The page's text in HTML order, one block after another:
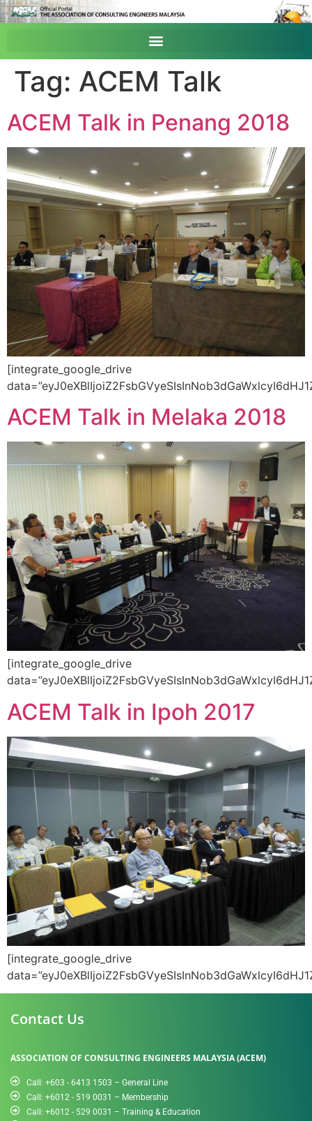
Tag: ACEM Talk
ACEM Talk in Penang 2018
[integrate_google_drive data=”eyJ0eXBlIjoiZ2FsbGVyeSIsInNob3dGaWxlcyI6dHJ1ZSwic2hvd0ZvbGRlcnMiOnRydWUsIm1vZHVsZVdpZHRoIjoiMTAwJSIsIm1vZHVsZUhlaWdodCI6IiIsImVtYmVkV2lkdGgiOiIxMDAlIiwiZW1iZWRIZWlnaHQiOiI0ODBweCIsImdhbGxlcnlIZWlnaHQiOjMwMCwiZ2FsbGVyeU1hcmdpbiI6NSwiZ2FsbGVyeVZpZXciOiJyb3VuZGVkIiwic2hvd0hlYWRlciI6dHJ1ZSwic2hvd0JyZWFkY3J1bWJzIjp0cnVlLCJhbGxvd0VtYmVkUG9wb3V0Ijp0cnVlLCJlbWJlZFR5cGUiOiJyZWFkT25seSIsInNob3dSZWZyZXNoIjp0cnVlLCJvcGVuZWRQbGF5bGlzdCI6dHJ1ZSwic2hvd0Z1bGxzY3JlZW4iOnRydWUsIm5leHRQcmV2aW91cyI6dHJ1ZSwidm9sdW1lQnV0dG9uIjp0cnVlLCJ2aWV3IjoibGlzdCIsImxhenlMb2FkIjp0cnVlLCJsYXp5TG9hZE51bWJlciI6MTAwLCJvcGVuTmV3VGFiIjp0cnVlLCJzb3J0Ijp7InNvcnRCeSI6Im5hbWUiLCJzb3J0RGlyZWN0aW9uIjoiYXNjIn0sInByZXZpZXciOnRydWUsImFsbG93UHJldmlld1BvcG91dCI6dHJ1ZSwiZG93bmxvYWQiOnRydWUsImZvbGRlckRvd25sb2FkIjpmYWxzZSwiemlwRG93bmxvYWQiOmZhbHNlLCJkaXNwbGF5Rm9yIjoiZXZlcnlvbmUiLCJkaXNwbGF5VXNlcnMiOlsiZXZlcnlvbmUiXSwiZGlzcGxheUV4Y2VwdCI6W10sInNsaWRlTmFtZSI6dHJ1ZSwic2xpZGVIZWlnaHQiOiIzMDBweCIsInNsaWRlc1RvU2hvdyI6Mywic2xpZGVzVG9TY3JvbGwiOjEsInNsaWRlQXV0b3BsYXlTcGVlZCI6MzAwMCwic2xpZGVEb3RzIjp0cnVlLCJmb2xkZXJzIjpbeyJpZCI6IjFnV3RfTVc1Qkp5bnIweVNMc05rbFdvYlZiNnhoTjNoZSIsIm5hbWUiOiJEU0NOMTk1OS5KUEciLCJ0eXBlIjoiaW1hZ2UvanBlZyIsInNpemUiOiIyMTUzNzkiLCJpY29uTGluayI6Imh0dHBzOi8vZHJpdmUtdGhpcmRwYXJ0eS5nb29nbGV1c2VyY29udGVudC5jb20vMTYvdHlwZS9pbWFnZS9qcGVnIiwidGh1bWJuYWlsTGluayI6Imh0dHBzOi8vbGgzLmdvb2dsZXVzZXJjb250ZW50LmNvbS9kcml2ZS1zdG9yYWdlL0FOdGdlX0dHTjFVTWQ3WTVZbU1ieHF5QnVKemJuSHRyNFFLRU9lRF85YkhPcDU1bVZyallDR1RFRFNyUkZmMHl5alM5czI0UGtKcnRYMXBkS2JaMUtwY0hnSl9PLXNPMlZqaEFDWnVLa2lZUD1zMjIwIiwid2ViVmlld0xpbmsiOiJodHRwczovL2RyaXZlLmdvb2dsZS5jb20vZmlsZS9kLzFnV3RfTVc1Qkp5bnIweVNMc05rbFdvYlZiNnhoTjNoZS92aWV3P3VzcD1kcml2ZXNkayIsIndlYkNvbnRlbnRMaW5rIjoiaHR0cHM6Ly9kcml2ZS5nb29nbGUuY29tL3VjP2lkPTFnV3RfTVc1Qkp5bnIweVNMc05rbFdvYlZiNnhoTjNoZSZleHBvcnQ9ZG93bmxvYWQiLCJjcmVhdGVkIjoiMjAyNC0wMi0yM1QwNDowMToyNi43OTJaIiwidXBkYXRlZCI6IjIwMjQtMDItMjNUMDM6NTk6NTEuMDAwWiIsImRlc2NyaXB0aW9uIjpudWxsLCJwYXJlbnRzIjpbIjFSN3RtdVZ4N1ZOQktTb2RZcHl4OEd6aDhMRDV0bWI1dSJdLCJzaGFyZWQiOmZhbHNlLCJzaGFyZWRXaXRoTWVUaW1lIjpudWxsLCJleHRlbnNpb24iOiJKUEciLCJyZXNvdXJjZUtleSI6bnVsbCwiY29weVJlcXVpcmVzV3JpdGVyUGVybWlzc2lvbiI6ZmFsc2UsInN0YXJyZWQiOm51bGwsImV4cG9ydExpbmtzIjpudWxsLCJhY2NvdW50SWQiOiIxMjkwMTUzODU5ODYyODk1NzY5NCIsInBlcm1pc3Npb25zIjp7ImNhblByZXZpZXciOnRydWUsImNhbkRvd25sb2FkIjp0cnVlLCJjYW5FZGl0IjpmYWxzZSwiY2FuRGVsZXRlIjp0cnVlLCJjYW5UcmFzaCI6dHJ1ZSwiY2FuTW92ZSI6dHJ1ZSwiY2FuUmVuYW1lIjp0cnVlLCJjYW5TaGFyZSI6dHJ1ZSwiY29weVJlcXVpcmVzV3JpdGVyUGVybWlzc2lvbiI6ZmFsc2UsImNhbkNoYW5nZUNvcHlSZXF1aXJlc1dyaXRlclBlcm1pc3Npb24iOm51bGwsInVzZXJzIjp7IjEyOTAxNTM4NTk4NjI4OTU3Njk0Ijp7InR5cGUiOiJ1c2VyIiwicm9sZSI6Im93bmVyIiwiZG9tYWluIjpudWxsfX19LCJleHBvcnRBcyI6W10sIm1ldGFEYXRhIjp7IndpZHRoIjozMDAwLCJoZWlnaHQiOjQwMDB9LCJpc0ZvbGRlciI6ZmFsc2V9LHsiaWQiOiIxeXlIV1R4UTl4bkRaWWZFRVpzT0sxM0JrcVZvS0hQOWYiLCJuYW1lIjoiRFNDTjE5MzMuSlBHIiwidHlwZSI6ImltYWdlL2pwZWciLCJzaXplIjoiMjM5OTE2IiwiaWNvbkxpbmsiOiJodHRwczovL2RyaXZlLXRoaXJkcGFydHkuZ29vZ2xldXNlcmNvbnRlbnQuY29tLzE2L3R5cGUvaW1hZ2UvanBlZyIsInRodW1ibmFpbExpbmsiOiJodHRwczovL2xoMy5nb29nbGV1c2VyY29udGVudC5jb20vZHJpdmUtc3RvcmFnZS9BTnRnZV9HOUVzWC1mcXF3eVJqLUdKQXpmZ0VqT2J2OU5SZDNoV3RkVHlydEMyOGlqN19jcmlOdUo5aTVJM1B6aGJ2SzEzVk5FY0Q2WmhRWkV6R0NoUjhYYTVIaWE2c0ZUUDUzamE1TmxFRFA9czIyMCIsIndlYlZpZXdMaW5rIjoiaHR0cHM6Ly9kcml2ZS5nb29nbGUuY29tL2ZpbGUvZC8xeXlIV1R4UTl4bkRaWWZFRVpzT0sxM0JrcVZvS0hQOWYvdmlldz91c3A9ZHJpdmVzZGsiLCJ3ZWJDb250ZW50TGluayI6Imh0dHBzOi8vZHJpdmUuZ29vZ2xlLmNvbS91Yz9pZD0xeXlIV1R4UTl4bkRaWWZFRVpzT0sxM0JrcVZvS0hQOWYmZXhwb3J0PWRvd25sb2FkIiwiY3JlYXRlZCI6IjIwMjQtMDItMjNUMDQ6MDE6MTcuOTkyWiIsInVwZGF0ZWQiOiIyMDI0LTAyLTIzVDAzOjU5OjUwLjAwMFoiLCJkZXNjcmlwdGlvbiI6bnVsbCwicGFyZW50cyI6WyIxUjd0bXVWeDdWTkJLU29kWXB5eDhHemg4TEQ1dG1iNXUiXSwic2hhcmVkIjpmYWxzZSwic2hhcmVkV2l0aE1lVGltZSI6bnVsbCwiZXh0ZW5zaW9uIjoiSlBHIiwicmVzb3VyY2VLZXkiOm51bGwsImNvcHlSZXF1aXJlc1dyaXRlclBlcm1pc3Npb24iOmZhbHNlLCJzdGFycmVkIjpudWxsLCJleHBvcnRMaW5rcyI6bnVsbCwiYWNjb3VudElkIjoiMTI5MDE1Mzg1OTg2Mjg5NTc2OTQiLCJwZXJtaXNzaW9ucyI6eyJjYW5QcmV2aWV3Ijp0cnVlLCJjYW5Eb3dubG9hZCI6dHJ1ZSwiY2FuRWRpdCI6ZmFsc2UsImNhbkRlbGV0ZSI6dHJ1ZSwiY2FuVHJhc2giOnRydWUsImNhbk1vdmUiOnRydWUsImNhblJlbmFtZSI6dHJ1ZSwiY2FuU2hhcmUiOnRydWUsImNvcHlSZXF1aXJlc1dyaXRlclBlcm1pc3Npb24iOmZhbHNlLCJjYW5DaGFuZ2VDb3B5UmVxdWlyZXNXcml0ZXJQZXJtaXNzaW9uIjpudWxsLCJ1c2VycyI6eyIxMjkwMTUzODU5ODYyODk1NzY5NCI6eyJ0eXBlIjoidXNlciIsInJvbGUiOiJvd25lciIsImRvbWFpbiI6bnVsbH19fSwiZXhwb3J0QXMiOltdLCJtZXRhRGF0YSI6eyJ3aWR0aCI6NDAwMCwiaGVpZ2h0IjozMDAwfSwiaXNGb2xkZXIiOmZhbHNlfSx7ImlkIjoiMV9ab1ZpVUwwOVJwVnF5aUQxSDlvRTAtaHhUT2NuT21RIiwibmFtZSI6IkRTQ04xOTM4LkpQRyIsInR5cGUiOiJpbWFnZS9qcGVnIiwic2l6ZSI6IjI1NjQ1NSIsImljb25MaW5rIjoiaHR0cHM6Ly9kcml2ZS10aGlyZHBhcnR5Lmdvb2dsZXVzZXJjb250ZW50LmNvbS8xNi90eXBlL2ltYWdlL2pwZWciLCJ0aHVtYm5haWxMaW5rIjoiaHR0cHM6Ly9saDMuZ29vZ2xldXNlcmNvbnRlbnQuY29tL2RyaXZlLXN0b3JhZ2UvQU50Z2VfRmNJSUhtMmlFamxwSEF1WnNRaTY2amhWVGQ5cmJ6YzBpVGI1ZVFZU1hJX19RX1JEX0IyUk5VZlZUb3NrOVMwbzQyV0J3OUU2bndIU1Y3RGJwazM1NkJXTGF5SXJfazdMbWN0S3lGPXMyMjAiLCJ3ZWJWaWV3TGluayI6Imh0dHBzOi8vZHJpdmUuZ29vZ2xlLmNvbS9maWxlL2QvMV9ab1ZpVUwwOVJwVnF5aUQxSDlvRTAtaHhUT2NuT21RL3ZpZXc/dXNwPWRyaXZlc2RrIiwid2ViQ29udGVudExpbmsiOiJodHRwczovL2RyaXZlLmdvb2dsZS5jb20vdWM/aWQ9MV9ab1ZpVUwwOVJwVnF5aUQxSDlvRTAtaHhUT2NuT21RJmV4cG9ydD1kb3dubG9hZCIsImNyZWF0ZWQiOiIyMDI0LTAyLTIzVDA0OjAxOjE3Ljk5MloiLCJ1cGRhdGVkIjoiMjAyNC0wMi0yM1QwMzo1OTo1MC4wMDBaIiwiZGVzY3JpcHRpb24iOm51bGwsInBhcmVudHMiOlsiMVI3dG11Vng3Vk5CS1NvZFlweXg4R3poOExENXRtYjV1Il0sInNoYXJlZCI6ZmFsc2UsInNoYXJlZFdpdGhNZVRpbWUiOm51bGwsImV4dGVuc2lvbiI6IkpQRyIsInJlc291cmNlS2V5IjpudWxsLCJjb3B5UmVxdWlyZXNXcml0ZXJQZXJtaXNzaW9uIjpmYWxzZSwic3RhcnJlZCI6bnVsbCwiZXhwb3J0TGlua3MiOm51bGwsImFjY291bnRJZCI6IjEyOTAxNTM4NTk4NjI4OTU3Njk0IiwicGVybWlzc2lvbnMiOnsiY2FuUHJldmlldyI6dHJ1ZSwiY2FuRG93bmxvYWQiOnRydWUsImNhbkVkaXQiOmZhbHNlLCJjYW5EZWxldGUiOnRydWUsImNhblRyYXNoIjp0cnVlLCJjYW5Nb3ZlIjp0cnVlLCJjYW5SZW5hbWUiOnRydWUsImNhblNoYXJlIjp0cnVlLCJjb3B5UmVxdWlyZXNXcml0ZXJQZXJtaXNzaW9uIjpmYWxzZSwiY2FuQ2hhbmdlQ29weVJlcXVpcmVzV3JpdGVyUGVybWlzc2lvbiI6bnVsbCwidXNlcnMiOnsiMTI5MDE1Mzg1OTg2Mjg5NTc2OTQiOnsidHlwZSI6InVzZXIiLCJyb2xlIjoib3duZXIiLCJkb21haW4iOm51bGx9fX0sImV4cG9ydEFzIjpbXSwibWV0YURhdGEiOnsid2lkdGgiOjQwMDAsImhlaWdodCI6MzAwMH0sImlzRm9sZGVyIjpmYWxzZX0seyJpZCI6IjFrVHNIWEF1cGRPRE54MUlzVGlFay1aZGNsTXNRQnhyNSIsIm5hbWUiOiJEU0NOMTk0My5KUEciLCJ0eXBlIjoiaW1hZ2UvanBlZyIsInNpemUiOiIyMTc4NjgiLCJpY29uTGluayI6Imh0dHBzOi8vZHJpdmUtdGhpcmRwYXJ0eS5nb29nbGV1c2VyY29udGVudC5jb20vMTYvdHlwZS9pbWFnZS9qcGVnIiwidGh1bWJuYWlsTGluayI6Imh0dHBzOi8vbGgzLmdvb2dsZXVzZXJjb250ZW50LmNvbS9kcml2ZS1zdG9yYWdlL0FOdGdlX0VnNVJIcnVpbHZGc3U3blJkLW02bkhxdURIOU1hMmJKdFIwWXlPSG9BSUVLMW9XN3ZpcExXOF94bVRmSXJfc3dLWVJ4MHdTOVBIVDBRQk1qcFBQSTdrT1UxbGpsdVB6U250dmY3bT1zMjIwIiwid2ViVmlld0xpbmsiOiJodHRwczovL2RyaXZlLmdvb2dsZS5jb20vZmlsZS9kLzFrVHNIWEF1cGRPRE54MUlzVGlFay1aZGNsTXNRQnhyNS92aWV3P3VzcD1kcml2ZXNkayIsIndlYkNvbnRlbnRMaW5rIjoiaHR0cHM6Ly9kcml2ZS5nb29nbGUuY29tL3VjP2lkPTFrVHNIWEF1cGRPRE54MUlzVGlFay1aZGNsTXNRQnhyNSZleHBvcnQ9ZG93bmxvYWQiLCJjcmVhdGVkIjoiMjAyNC0wMi0yM1QwNDowMToxNy45OTJaIiwidXBkYXRlZCI6IjIwMjQtMDItMjNUMDM6NTk6NTEuMDAwWiIsImRlc2NyaXB0aW9uIjpudWxsLCJwYXJlbnRzIjpbIjFSN3RtdVZ4N1ZOQktTb2RZcHl4OEd6aDhMRDV0bWI1dSJdLCJzaGFyZWQiOmZhbHNlLCJzaGFyZWRXaXRoTWVUaW1lIjpudWxsLCJleHRlbnNpb24iOiJKUEciLCJyZXNvdXJjZUtleSI6bnVsbCwiY29weVJlcXVpcmVzV3JpdGVyUGVybWlzc2lvbiI6ZmFsc2UsInN0YXJyZWQiOm51bGwsImV4cG9ydExpbmtzIjpudWxsLCJhY2NvdW50SWQiOiIxMjkwMTUzODU5ODYyODk1NzY5NCIsInBlcm1pc3Npb25zIjp7ImNhblByZXZpZXciOnRydWUsImNhbkRvd25sb2FkIjp0cnVlLCJjYW5FZGl0IjpmYWxzZSwiY2FuRGVsZXRlIjp0cnVlLCJjYW5UcmFzaCI6dHJ1ZSwiY2FuTW92ZSI6dHJ1ZSwiY2FuUmVuYW1lIjp0cnVlLCJjYW5TaGFyZSI6dHJ1ZSwiY29weVJlcXVpcmVzV3JpdGVyUGVybWlzc2lvbiI6ZmFsc2UsImNhbkNoYW5nZUNvcHlSZXF1aXJlc1dyaXRlclBlcm1pc3Npb24iOm51bGwsInVzZXJzIjp7IjEyOTAxNTM4NTk4NjI4OTU3Njk0Ijp7InR5cGUiOiJ1c2VyIiwicm9sZSI6Im93bmVyIiwiZG9tYWluIjpudWxsfX19LCJleHBvcnRBcyI6W10sIm1ldGFEYXRhIjp7IndpZHRoIjozMDAwLCJoZWlnaHQiOjQwMDB9LCJpc0ZvbGRlciI6ZmFsc2V9LHsiaWQiOiIxdXZ3T3d5aE9BUlZRdDg1OE1xMWtKcXZlWWE3SXY4Tm4iLCJuYW1lIjoiRFNDTjE5NDQuSlBHIiwidHlwZSI6ImltYWdlL2pwZWciLCJzaXplIjoiMjQ1OTE1IiwiaWNvbkxpbmsiOiJodHRwczovL2RyaXZlLXRoaXJkcGFydHkuZ29vZ2xldXNlcmNvbnRlbnQuY29tLzE2L3R5cGUvaW1hZ2UvanBlZyIsInRodW1ibmFpbExpbmsiOiJodHRwczovL2xoMy5nb29nbGV1c2VyY29udGVudC5jb20vZHJpdmUtc3RvcmFnZS9BTnRnZV9GUzB0d0FkZmYtY3VKS1ZIejdpWTJqODNxOGRZMkNEOERzSjVZejMybW8zcTZCOTYzWDY1LWh2cTQ1ZGdyX1ZmOWRKQUE5VUp3eF9Eb19ONTdadDNKMW9DTzVyeTVucW5oUFpoLUQ9czIyMCIsIndlYlZpZXdMaW5rIjoiaHR0cHM6Ly9kcml2ZS5nb29nbGUuY29tL2ZpbGUvZC8xdXZ3T3d5aE9BUlZRdDg1OE1xMWtKcXZlWWE3SXY4Tm4vdmlldz91c3A9ZHJpdmVzZGsiLCJ3ZWJDb250ZW50TGluayI6Imh0dHBzOi8vZHJpdmUuZ29vZ2xlLmNvbS91Yz9pZD0xdXZ3T3d5aE9BUlZRdDg1OE1xMWtKcXZlWWE3SXY4Tm4mZXhwb3J0PWRvd25sb2FkIiwiY3JlYXRlZCI6IjIwMjQtMDItMjNUMDQ6MDE6MTcuOTkyWiIsInVwZGF0ZWQiOiIyMDI0LTAyLTIzVDAzOjU5OjUxLjAwMFoiLCJkZXNjcmlwdGlvbiI6bnVsbCwicGFyZW50cyI6WyIxUjd0bXVWeDdWTkJLU29kWXB5eDhHemg4TEQ1dG1iNXUiXSwic2hhcmVkIjpmYWxzZSwic2hhcmVkV2l0aE1lVGltZSI6bnVsbCwiZXh0ZW5zaW9uIjoiSlBHIiwicmVzb3VyY2VLZXkiOm51bGwsImNvcHlSZXF1aXJlc1dyaXRlclBlcm1pc3Npb24iOmZhbHNlLCJzdGFycmVkIjpudWxsLCJleHBvcnRMaW5rcyI6bnVsbCwiYWNjb3VudElkIjoiMTI5MDE1Mzg1OTg2Mjg5NTc2OTQiLCJwZXJtaXNzaW9ucyI6eyJjYW5QcmV2aWV3Ijp0cnVlLCJjYW5Eb3dubG9hZCI6dHJ1ZSwiY2FuRWRpdCI6ZmFsc2UsImNhbkRlbGV0ZSI6dHJ1ZSwiY2FuVHJhc2giOnRydWUsImNhbk1vdmUiOnRydWUsImNhblJlbmFtZSI6dHJ1ZSwiY2FuU2hhcmUiOnRydWUsImNvcHlSZXF1aXJlc1dyaXRlclBlcm1pc3Npb24iOmZhbHNlLCJjYW5DaGFuZ2VDb3B5UmVxdWlyZXNXcml0ZXJQZXJtaXNzaW9uIjpudWxsLCJ1c2VycyI6eyIxMjkwMTUzODU5ODYyODk1NzY5NCI6eyJ0eXBlIjoidXNlciIsInJvbGUiOiJvd25lciIsImRvbWFpbiI6bnVsbH19fSwiZXhwb3J0QXMiOltdLCJtZXRhRGF0YSI6eyJ3aWR0aCI6NDAwMCwiaGVpZ2h0IjozMDAwfSwiaXNGb2xkZXIiOmZhbHNlfSx7ImlkIjoiMWxwOHA0emZ6REVKZ0Y5X1BtNHE2ejRBWHR3b0NJdDdzIiwibmFtZSI6IkRTQ04xOTQ1LkpQRyIsInR5cGUiOiJpbWFnZS9qcGVnIiwic2l6ZSI6IjI5Mjk4MyIsImljb25MaW5rIjoiaHR0cHM6Ly9kcml2ZS10aGlyZHBhcnR5Lmdvb2dsZXVzZXJjb250ZW50LmNvbS8xNi90eXBlL2ltYWdlL2pwZWciLCJ0aHVtYm5haWxMaW5rIjoiaHR0cHM6Ly9saDMuZ29vZ2xldXNlcmNvbnRlbnQuY29tL2RyaXZlLXN0b3JhZ2UvQU50Z2VfRXpFRVJMSk90RFRNUVJzNzNKd2tVZzdYczJfOHlsaTFYeDJYYTFEOGJDcEpscTRIT085cVUtVTQtc2ZXOUY0dDVzMFpnVHhvNEc2cHEySnBEcVk1ZmNrLXMyMWE2cDQ1QXliSGUyPX
ACEM Talk in Melaka 2018
[integrate_google_drive data=”eyJ0eXBlIjoiZ2FsbGVyeSIsInNob3dGaWxlcyI6dHJ1ZSwic2hvd0ZvbGRlcnMiOnRydWUsIm1vZHVsZVdpZHRoIjoiMTAwJSIsIm1vZHVsZUhlaWdodCI6IiIsImVtYmVkV2lkdGgiOiIxMDAlIiwiZW1iZWRIZWlnaHQiOiI0ODBweCIsImdhbGxlcnlIZWlnaHQiOjMwMCwiZ2FsbGVyeU1hcmdpbiI6NSwiZ2FsbGVyeVZpZXciOiJyb3VuZGVkIiwic2hvd0hlYWRlciI6dHJ1ZSwic2hvd0JyZWFkY3J1bWJzIjp0cnVlLCJhbGxvd0VtYmVkUG9wb3V0Ijp0cnVlLCJlbWJlZFR5cGUiOiJyZWFkT25seSIsInNob3dSZWZyZXNoIjp0cnVlLCJvcGVuZWRQbGF5bGlzdCI6dHJ1ZSwic2hvd0Z1bGxzY3JlZW4iOnRydWUsIm5leHRQcmV2aW91cyI6dHJ1ZSwidm9sdW1lQnV0dG9uIjp0cnVlLCJ2aWV3IjoibGlzdCIsImxhenlMb2FkIjp0cnVlLCJsYXp5TG9hZE51bWJlciI6MTAwLCJvcGVuTmV3VGFiIjp0cnVlLCJzb3J0Ijp7InNvcnRCeSI6Im5hbWUiLCJzb3J0RGlyZWN0aW9uIjoiYXNjIn0sInByZXZpZXciOnRydWUsImFsbG93UHJldmlld1BvcG91dCI6dHJ1ZSwiZG93bmxvYWQiOnRydWUsImZvbGRlckRvd25sb2FkIjpmYWxzZSwiemlwRG93bmxvYWQiOmZhbHNlLCJkaXNwbGF5Rm9yIjoiZXZlcnlvbmUiLCJkaXNwbGF5VXNlcnMiOlsiZXZlcnlvbmUiXSwiZGlzcGxheUV4Y2VwdCI6W10sInNsaWRlTmFtZSI6dHJ1ZSwic2xpZGVIZWlnaHQiOiIzMDBweCIsInNsaWRlc1RvU2hvdyI6Mywic2xpZGVzVG9TY3JvbGwiOjEsInNsaWRlQXV0b3BsYXlTcGVlZCI6MzAwMCwic2xpZGVEb3RzIjp0cnVlLCJmb2xkZXJzIjpbeyJpZCI6IjFEbkZqTGdMbEdMM0laRkl2cndNdWZMZzRRTjNpc3BvUyIsIm5hbWUiOiJEU0NOMTg4OC5KUEciLCJ0eXBlIjoiaW1hZ2UvanBlZyIsInNpemUiOiIxNzMxMzUiLCJpY29uTGluayI6Imh0dHBzOi8vZHJpdmUtdGhpcmRwYXJ0eS5nb29nbGV1c2VyY29udGVudC5jb20vMTYvdHlwZS9pbWFnZS9qcGVnIiwidGh1bWJuYWlsTGluayI6Imh0dHBzOi8vbGgzLmdvb2dsZXVzZXJjb250ZW50LmNvbS9kcml2ZS1zdG9yYWdlL0FOdGdlX0hNOFFsY0ZFTVRVQUtNbnVYaVZTYzNpN3RZRjZsU2ZCeGhpLTN6ZmU2ODdUdW15WjRNOFJwajRrMlhrVUJtM3NNVm84ODJ3ckpLc1F3LTBIOU1kVWJkenktMWcwQ0JUUF9aVkdFaFVBPXMyMjAiLCJ3ZWJWaWV3TGluayI6Imh0dHBzOi8vZHJpdmUuZ29vZ2xlLmNvbS9maWxlL2QvMURuRmpMZ0xsR0wzSVpGSXZyd011ZkxnNFFOM2lzcG9TL3ZpZXc/dXNwPWRyaXZlc2RrIiwid2ViQ29udGVudExpbmsiOiJodHRwczovL2RyaXZlLmdvb2dsZS5jb20vdWM/aWQ9MURuRmpMZ0xsR0wzSVpGSXZyd011ZkxnNFFOM2lzcG9TJmV4cG9ydD1kb3dubG9hZCIsImNyZWF0ZWQiOiIyMDI0LTAyLTIzVDAzOjU4OjQ4LjgzMVoiLCJ1cGRhdGVkIjoiMjAyNC0wMi0yM1QwMzo1NjoxNi4wMDBaIiwiZGVzY3JpcHRpb24iOm51bGwsInBhcmVudHMiOlsiMXNUMWRiRHVXNTMwWHJwYk5WTkNST3EtQ2JwaEJHSFlFIl0sInNoYXJlZCI6ZmFsc2UsInNoYXJlZFdpdGhNZVRpbWUiOm51bGwsImV4dGVuc2lvbiI6IkpQRyIsInJlc291cmNlS2V5IjpudWxsLCJjb3B5UmVxdWlyZXNXcml0ZXJQZXJtaXNzaW9uIjpmYWxzZSwic3RhcnJlZCI6bnVsbCwiZXhwb3J0TGlua3MiOm51bGwsImFjY291bnRJZCI6IjEyOTAxNTM4NTk4NjI4OTU3Njk0IiwicGVybWlzc2lvbnMiOnsiY2FuUHJldmlldyI6dHJ1ZSwiY2FuRG93bmxvYWQiOnRydWUsImNhbkVkaXQiOmZhbHNlLCJjYW5EZWxldGUiOnRydWUsImNhblRyYXNoIjp0cnVlLCJjYW5Nb3ZlIjp0cnVlLCJjYW5SZW5hbWUiOnRydWUsImNhblNoYXJlIjp0cnVlLCJjb3B5UmVxdWlyZXNXcml0ZXJQZXJtaXNzaW9uIjpmYWxzZSwiY2FuQ2hhbmdlQ29weVJlcXVpcmVzV3JpdGVyUGVybWlzc2lvbiI6bnVsbCwidXNlcnMiOnsiMTI5MDE1Mzg1OTg2Mjg5NTc2OTQiOnsidHlwZSI6InVzZXIiLCJyb2xlIjoib3duZXIiLCJkb21haW4iOm51bGx9fX0sImV4cG9ydEFzIjpbXSwibWV0YURhdGEiOnsid2lkdGgiOjQwMDAsImhlaWdodCI6MzAwMH0sImlzRm9sZGVyIjpmYWxzZX0seyJpZCI6IjFYdGRmbDlMeklMdmp6S2c3ckxmNlAyekRkUzdKMnZoRSIsIm5hbWUiOiJEU0NOMTg5MC5KUEciLCJ0eXBlIjoiaW1hZ2UvanBlZyIsInNpemUiOiIyNTIxMDciLCJpY29uTGluayI6Imh0dHBzOi8vZHJpdmUtdGhpcmRwYXJ0eS5nb29nbGV1c2VyY29udGVudC5jb20vMTYvdHlwZS9pbWFnZS9qcGVnIiwidGh1bWJuYWlsTGluayI6Imh0dHBzOi8vbGgzLmdvb2dsZXVzZXJjb250ZW50LmNvbS9kcml2ZS1zdG9yYWdlL0FOdGdlX0VxckY2WE4xNGVvbERWLWhLUEcwUG9jZ0p5enhFYkFJV2FXSXYxUnpUQm9BOXQ2ckItS2VRRU5TczdtRU1ERlA2NWdsLVZqajFfc3RORzdzbEtjdVR2NGxsSjhrc3pzT0F2aXk2dk1BPXMyMjAiLCJ3ZWJWaWV3TGluayI6Imh0dHBzOi8vZHJpdmUuZ29vZ2xlLmNvbS9maWxlL2QvMVh0ZGZsOUx6SUx2anpLZzdyTGY2UDJ6RGRTN0oydmhFL3ZpZXc/dXNwPWRyaXZlc2RrIiwid2ViQ29udGVudExpbmsiOiJodHRwczovL2RyaXZlLmdvb2dsZS5jb20vdWM/aWQ9MVh0ZGZsOUx6SUx2anpLZzdyTGY2UDJ6RGRTN0oydmhFJmV4cG9ydD1kb3dubG9hZCIsImNyZWF0ZWQiOiIyMDI0LTAyLTIzVDAzOjU4OjUxLjU5NFoiLCJ1cGRhdGVkIjoiMjAyNC0wMi0yM1QwMzo1NjoxNi4wMDBaIiwiZGVzY3JpcHRpb24iOm51bGwsInBhcmVudHMiOlsiMXNUMWRiRHVXNTMwWHJwYk5WTkNST3EtQ2JwaEJHSFlFIl0sInNoYXJlZCI6ZmFsc2UsInNoYXJlZFdpdGhNZVRpbWUiOm51bGwsImV4dGVuc2lvbiI6IkpQRyIsInJlc291cmNlS2V5IjpudWxsLCJjb3B5UmVxdWlyZXNXcml0ZXJQZXJtaXNzaW9uIjpmYWxzZSwic3RhcnJlZCI6bnVsbCwiZXhwb3J0TGlua3MiOm51bGwsImFjY291bnRJZCI6IjEyOTAxNTM4NTk4NjI4OTU3Njk0IiwicGVybWlzc2lvbnMiOnsiY2FuUHJldmlldyI6dHJ1ZSwiY2FuRG93bmxvYWQiOnRydWUsImNhbkVkaXQiOmZhbHNlLCJjYW5EZWxldGUiOnRydWUsImNhblRyYXNoIjp0cnVlLCJjYW5Nb3ZlIjp0cnVlLCJjYW5SZW5hbWUiOnRydWUsImNhblNoYXJlIjp0cnVlLCJjb3B5UmVxdWlyZXNXcml0ZXJQZXJtaXNzaW9uIjpmYWxzZSwiY2FuQ2hhbmdlQ29weVJlcXVpcmVzV3JpdGVyUGVybWlzc2lvbiI6bnVsbCwidXNlcnMiOnsiMTI5MDE1Mzg1OTg2Mjg5NTc2OTQiOnsidHlwZSI6InVzZXIiLCJyb2xlIjoib3duZXIiLCJkb21haW4iOm51bGx9fX0sImV4cG9ydEFzIjpbXSwibWV0YURhdGEiOnsid2lkdGgiOjQwMDAsImhlaWdodCI6MzAwMH0sImlzRm9sZGVyIjpmYWxzZX0seyJpZCI6IjFMWFNJN2ktbGN0QUZGRURMSVFLT1BjUl9lbVZoanBFRCIsIm5hbWUiOiJEU0NOMTg5Mi5KUEciLCJ0eXBlIjoiaW1hZ2UvanBlZyIsInNpemUiOiIxOTgzMjYiLCJpY29uTGluayI6Imh0dHBzOi8vZHJpdmUtdGhpcmRwYXJ0eS5nb29nbGV1c2VyY29udGVudC5jb20vMTYvdHlwZS9pbWFnZS9qcGVnIiwidGh1bWJuYWlsTGluayI6Imh0dHBzOi8vbGgzLmdvb2dsZXVzZXJjb250ZW50LmNvbS9kcml2ZS1zdG9yYWdlL0FOdGdlX0UtZWt2RHgwTk82YXdzWEpMbFZSSzN6dWliX2tzVVNKSWtaRjhieU4za2F6QUhFRy1VNXlVOUNjTzhhdWR2dWNoMUl3ZEdUTUZmQjFfckwtQjZ2RFZCV1NXa2lTZUpTNjFfUHBjakhnPXMyMjAiLCJ3ZWJWaWV3TGluayI6Imh0dHBzOi8vZHJpdmUuZ29vZ2xlLmNvbS9maWxlL2QvMUxYU0k3aS1sY3RBRkZFRExJUUtPUGNSX2VtVmhqcEVEL3ZpZXc/dXNwPWRyaXZlc2RrIiwid2ViQ29udGVudExpbmsiOiJodHRwczovL2RyaXZlLmdvb2dsZS5jb20vdWM/aWQ9MUxYU0k3aS1sY3RBRkZFRExJUUtPUGNSX2VtVmhqcEVEJmV4cG9ydD1kb3dubG9hZCIsImNyZWF0ZWQiOiIyMDI0LTAyLTIzVDAzOjU4OjU0LjAyN1oiLCJ1cGRhdGVkIjoiMjAyNC0wMi0yM1QwMzo1NjoxNy4wMDBaIiwiZGVzY3JpcHRpb24iOm51bGwsInBhcmVudHMiOlsiMXNUMWRiRHVXNTMwWHJwYk5WTkNST3EtQ2JwaEJHSFlFIl0sInNoYXJlZCI6ZmFsc2UsInNoYXJlZFdpdGhNZVRpbWUiOm51bGwsImV4dGVuc2lvbiI6IkpQRyIsInJlc291cmNlS2V5IjpudWxsLCJjb3B5UmVxdWlyZXNXcml0ZXJQZXJtaXNzaW9uIjpmYWxzZSwic3RhcnJlZCI6bnVsbCwiZXhwb3J0TGlua3MiOm51bGwsImFjY291bnRJZCI6IjEyOTAxNTM4NTk4NjI4OTU3Njk0IiwicGVybWlzc2lvbnMiOnsiY2FuUHJldmlldyI6dHJ1ZSwiY2FuRG93bmxvYWQiOnRydWUsImNhbkVkaXQiOmZhbHNlLCJjYW5EZWxldGUiOnRydWUsImNhblRyYXNoIjp0cnVlLCJjYW5Nb3ZlIjp0cnVlLCJjYW5SZW5hbWUiOnRydWUsImNhblNoYXJlIjp0cnVlLCJjb3B5UmVxdWlyZXNXcml0ZXJQZXJtaXNzaW9uIjpmYWxzZSwiY2FuQ2hhbmdlQ29weVJlcXVpcmVzV3JpdGVyUGVybWlzc2lvbiI6bnVsbCwidXNlcnMiOnsiMTI5MDE1Mzg1OTg2Mjg5NTc2OTQiOnsidHlwZSI6InVzZXIiLCJyb2xlIjoib3duZXIiLCJkb21haW4iOm51bGx9fX0sImV4cG9ydEFzIjpbXSwibWV0YURhdGEiOnsid2lkdGgiOjMwMDAsImhlaWdodCI6NDAwMH0sImlzRm9sZGVyIjpmYWxzZX0seyJpZCI6IjFLYjVaNTdzRFBSN0FVeTZ0TkZtdXhIZ2kzU0hudTE3UCIsIm5hbWUiOiJEU0NOMTg5Ni5KUEciLCJ0eXBlIjoiaW1hZ2UvanBlZyIsInNpemUiOiIyNzIxMjkiLCJpY29uTGluayI6Imh0dHBzOi8vZHJpdmUtdGhpcmRwYXJ0eS5nb29nbGV1c2VyY29udGVudC5jb20vMTYvdHlwZS9pbWFnZS9qcGVnIiwidGh1bWJuYWlsTGluayI6Imh0dHBzOi8vbGgzLmdvb2dsZXVzZXJjb250ZW50LmNvbS9kcml2ZS1zdG9yYWdlL0FOdGdlX0V5dHR4WUI0N0JpdTRBRE1IR3R0SDZaaHRXOHlKVjN1UG5Ba3d6T2RETEJuVE5sbVhzZ1BBcms5ajI3ekROczJVMERYTlU1S2RFVHZySGc4WVZMbzhrUmo5cG1zZWxEamNtNHpKR0JRPXMyMjAiLCJ3ZWJWaWV3TGluayI6Imh0dHBzOi8vZHJpdmUuZ29vZ2xlLmNvbS9maWxlL2QvMUtiNVo1N3NEUFI3QVV5NnRORm11eEhnaTNTSG51MTdQL3ZpZXc/dXNwPWRyaXZlc2RrIiwid2ViQ29udGVudExpbmsiOiJodHRwczovL2RyaXZlLmdvb2dsZS5jb20vdWM/aWQ9MUtiNVo1N3NEUFI3QVV5NnRORm11eEhnaTNTSG51MTdQJmV4cG9ydD1kb3dubG9hZCIsImNyZWF0ZWQiOiIyMDI0LTAyLTIzVDAzOjU4OjU2LjYxOFoiLCJ1cGRhdGVkIjoiMjAyNC0wMi0yM1QwMzo1NjoxNi4wMDBaIiwiZGVzY3JpcHRpb24iOm51bGwsInBhcmVudHMiOlsiMXNUMWRiRHVXNTMwWHJwYk5WTkNST3EtQ2JwaEJHSFlFIl0sInNoYXJlZCI6ZmFsc2UsInNoYXJlZFdpdGhNZVRpbWUiOm51bGwsImV4dGVuc2lvbiI6IkpQRyIsInJlc291cmNlS2V5IjpudWxsLCJjb3B5UmVxdWlyZXNXcml0ZXJQZXJtaXNzaW9uIjpmYWxzZSwic3RhcnJlZCI6bnVsbCwiZXhwb3J0TGlua3MiOm51bGwsImFjY291bnRJZCI6IjEyOTAxNTM4NTk4NjI4OTU3Njk0IiwicGVybWlzc2lvbnMiOnsiY2FuUHJldmlldyI6dHJ1ZSwiY2FuRG93bmxvYWQiOnRydWUsImNhbkVkaXQiOmZhbHNlLCJjYW5EZWxldGUiOnRydWUsImNhblRyYXNoIjp0cnVlLCJjYW5Nb3ZlIjp0cnVlLCJjYW5SZW5hbWUiOnRydWUsImNhblNoYXJlIjp0cnVlLCJjb3B5UmVxdWlyZXNXcml0ZXJQZXJtaXNzaW9uIjpmYWxzZSwiY2FuQ2hhbmdlQ29weVJlcXVpcmVzV3JpdGVyUGVybWlzc2lvbiI6bnVsbCwidXNlcnMiOnsiMTI5MDE1Mzg1OTg2Mjg5NTc2OTQiOnsidHlwZSI6InVzZXIiLCJyb2xlIjoib3duZXIiLCJkb21haW4iOm51bGx9fX0sImV4cG9ydEFzIjpbXSwibWV0YURhdGEiOnsid2lkdGgiOjQwMDAsImhlaWdodCI6MzAwMH0sImlzRm9sZGVyIjpmYWxzZX0seyJpZCI6IjFaRWpoRFU1ZVJmMFNFQVBqZjhMMC1tN25kVVNCUFpXeSIsIm5hbWUiOiJEU0NOMTg5OS5KUEciLCJ0eXBlIjoiaW1hZ2UvanBlZyIsInNpemUiOiIyNzgxMzEiLCJpY29uTGluayI6Imh0dHBzOi8vZHJpdmUtdGhpcmRwYXJ0eS5nb29nbGV1c2VyY29udGVudC5jb20vMTYvdHlwZS9pbWFnZS9qcGVnIiwidGh1bWJuYWlsTGluayI6Imh0dHBzOi8vbGgzLmdvb2dsZXVzZXJjb250ZW50LmNvbS9kcml2ZS1zdG9yYWdlL0FOdGdlX0VVaG42TUI1UWxXVTBpYzZIbVhKMzA5OTdEVHlISTRUN0huc0dsYk1Qc2VGVWtaZ2QtV0RnSkFtUkczZ3paQVNrNlZXMjFXUHVyU0g2LXBheWRQYkVuWVpvV0lPN1JtLWVGYXMwQ1pBPXMyMjAiLCJ3ZWJWaWV3TGluayI6Imh0dHBzOi8vZHJpdmUuZ29vZ2xlLmNvbS9maWxlL2QvMVpFamhEVTVlUmYwU0VBUGpmOEwwLW03bmRVU0JQWld5L3ZpZXc/dXNwPWRyaXZlc2RrIiwid2ViQ29udGVudExpbmsiOiJodHRwczovL2RyaXZlLmdvb2dsZS5jb20vdWM/aWQ9MVpFamhEVTVlUmYwU0VBUGpmOEwwLW03bmRVU0JQWld5JmV4cG9ydD1kb3dubG9hZCIsImNyZWF0ZWQiOiIyMDI0LTAyLTIzVDAzOjU4OjU5LjM2OVoiLCJ1cGRhdGVkIjoiMjAyNC0wMi0yM1QwMzo1NjoxNy4wMDBaIiwiZGVzY3JpcHRpb24iOm51bGwsInBhcmVudHMiOlsiMXNUMWRiRHVXNTMwWHJwYk5WTkNST3EtQ2JwaEJHSFlFIl0sInNoYXJlZCI6ZmFsc2UsInNoYXJlZFdpdGhNZVRpbWUiOm51bGwsImV4dGVuc2lvbiI6IkpQRyIsInJlc291cmNlS2V5IjpudWxsLCJjb3B5UmVxdWlyZXNXcml0ZXJQZXJtaXNzaW9uIjpmYWxzZSwic3RhcnJlZCI6bnVsbCwiZXhwb3J0TGlua3MiOm51bGwsImFjY291bnRJZCI6IjEyOTAxNTM4NTk4NjI4OTU3Njk0IiwicGVybWlzc2lvbnMiOnsiY2FuUHJldmlldyI6dHJ1ZSwiY2FuRG93bmxvYWQiOnRydWUsImNhbkVkaXQiOmZhbHNlLCJjYW5EZWxldGUiOnRydWUsImNhblRyYXNoIjp0cnVlLCJjYW5Nb3ZlIjp0cnVlLCJjYW5SZW5hbWUiOnRydWUsImNhblNoYXJlIjp0cnVlLCJjb3B5UmVxdWlyZXNXcml0ZXJQZXJtaXNzaW9uIjpmYWxzZSwiY2FuQ2hhbmdlQ29weVJlcXVpcmVzV3JpdGVyUGVybWlzc2lvbiI6bnVsbCwidXNlcnMiOnsiMTI5MDE1Mzg1OTg2Mjg5NTc2OTQiOnsidHlwZSI6InVzZXIiLCJyb2xlIjoib3duZXIiLCJkb21haW4iOm51bGx9fX0sImV4cG9ydEFzIjpbXSwibWV0YURhdGEiOnsid2lkdGgiOjQwMDAsImhlaWdodCI6MzAwMH0sImlzRm9sZGVyIjpmYWxzZX0seyJpZCI6IjFvN0d1SjVJMWRHT21NZksxOHp6LTV5V2tyTFNoVzB2WiIsIm5hbWUiOiJEU0NOMTkwMi5KUEciLCJ0eXBlIjoiaW1hZ2UvanBlZyIsInNpemUiOiIxNzEwMDgiLCJpY29uTGluayI6Imh0dHBzOi8vZHJpdmUtdGhpcmRwYXJ0eS5nb29nbGV1c2VyY29udGVudC5jb20vMTYvdHlwZS9pbWFnZS9qcGVnIiwidGh1bWJuYWlsTGluayI6Imh0dHBzOi8vbGgzLmdvb2dsZXVzZXJjb250ZW50LmNvbS9kcml2ZS1zdG9yYWdlL0FOdGdlX0hSSmpNbVBOd2pvaU5kRmc5Vk9XcF9XcV8zYmc2OEpzZElOc3hXUVpGUkJPbnN2aVl4N1dPcU9NSjIwQmdtRDRkZThjQ2ZnZElNckJLRkY5R2p5d0lSWHdTbEk4dX
ACEM Talk in Ipoh 2017
[integrate_google_drive data=”eyJ0eXBlIjoiZ2FsbGVyeSIsInNob3dGaWxlcyI6dHJ1ZSwic2hvd0ZvbGRlcnMiOnRydWUsIm1vZHVsZVdpZHRoIjoiMTAwJSIsIm1vZHVsZUhlaWdodCI6IiIsImVtYmVkV2lkdGgiOiIxMDAlIiwiZW1iZWRIZWlnaHQiOiI0ODBweCIsImdhbGxlcnlIZWlnaHQiOjMwMCwiZ2FsbGVyeU1hcmdpbiI6NSwiZ2FsbGVyeVZpZXciOiJyb3VuZGVkIiwic2hvd0hlYWRlciI6dHJ1ZSwic2hvd0JyZWFkY3J1bWJzIjp0cnVlLCJhbGxvd0VtYmVkUG9wb3V0Ijp0cnVlLCJlbWJlZFR5cGUiOiJyZWFkT25seSIsInNob3dSZWZyZXNoIjp0cnVlLCJvcGVuZWRQbGF5bGlzdCI6dHJ1ZSwic2hvd0Z1bGxzY3JlZW4iOnRydWUsIm5leHRQcmV2aW91cyI6dHJ1ZSwidm9sdW1lQnV0dG9uIjp0cnVlLCJ2aWV3IjoibGlzdCIsImxhenlMb2FkIjp0cnVlLCJsYXp5TG9hZE51bWJlciI6MTAwLCJvcGVuTmV3VGFiIjp0cnVlLCJzb3J0Ijp7InNvcnRCeSI6Im5hbWUiLCJzb3J0RGlyZWN0aW9uIjoiYXNjIn0sInByZXZpZXciOnRydWUsImFsbG93UHJldmlld1BvcG91dCI6dHJ1ZSwiZG93bmxvYWQiOnRydWUsImZvbGRlckRvd25sb2FkIjpmYWxzZSwiemlwRG93bmxvYWQiOmZhbHNlLCJkaXNwbGF5Rm9yIjoiZXZlcnlvbmUiLCJkaXNwbGF5VXNlcnMiOlsiZXZlcnlvbmUiXSwiZGlzcGxheUV4Y2VwdCI6W10sInNsaWRlTmFtZSI6dHJ1ZSwic2xpZGVIZWlnaHQiOiIzMDBweCIsInNsaWRlc1RvU2hvdyI6Mywic2xpZGVzVG9TY3JvbGwiOjEsInNsaWRlQXV0b3BsYXlTcGVlZCI6MzAwMCwic2xpZGVEb3RzIjp0cnVlLCJmb2xkZXJzIjpbeyJpZCI6IjF3S2V3VmJBT2lxN0N5MUFXVEpMb1huXzUwdEgySm11OCIsIm5hbWUiOiJEU0NOMTY3NS5KUEciLCJ0eXBlIjoiaW1hZ2UvanBlZyIsInNpemUiOiIxODExNTgiLCJpY29uTGluayI6Imh0dHBzOi8vZHJpdmUtdGhpcmRwYXJ0eS5nb29nbGV1c2VyY29udGVudC5jb20vMTYvdHlwZS9pbWFnZS9qcGVnIiwidGh1bWJuYWlsTGluayI6Imh0dHBzOi8vbGgzLmdvb2dsZXVzZXJjb250ZW50LmNvbS9kcml2ZS1zdG9yYWdlL0FOdGdlX0cwMnFIRU40aE1lTEQ2R0hSZkdCaG9ES0lTOVRiMzNGSTI5bzJCaXBkMnBFbmFwN2NPaFJKVGkzZ0RRamFwb2pDcXVfTGMxaUxieHBZa0RTYWY4RW9ZcnVGWmZCRV90elFKLVlVWUZRPXMyMjAiLCJ3ZWJWaWV3TGluayI6Imh0dHBzOi8vZHJpdmUuZ29vZ2xlLmNvbS9maWxlL2QvMXdLZXdWYkFPaXE3Q3kxQVdUSkxvWG5fNTB0SDJKbXU4L3ZpZXc/dXNwPWRyaXZlc2RrIiwid2ViQ29udGVudExpbmsiOiJodHRwczovL2RyaXZlLmdvb2dsZS5jb20vdWM/aWQ9MXdLZXdWYkFPaXE3Q3kxQVdUSkxvWG5fNTB0SDJKbXU4JmV4cG9ydD1kb3dubG9hZCIsImNyZWF0ZWQiOiIyMDI0LTAyLTIzVDA2OjM4OjUzLjE3NFoiLCJ1cGRhdGVkIjoiMjAyNC0wMi0yM1QwNjozNzo1MC4wMDBaIiwiZGVzY3JpcHRpb24iOm51bGwsInBhcmVudHMiOlsiMUVjRmtKblgzMnh5NU5aN2V0NnlmdFh6VE02dGloZVBVIl0sInNoYXJlZCI6ZmFsc2UsInNoYXJlZFdpdGhNZVRpbWUiOm51bGwsImV4dGVuc2lvbiI6IkpQRyIsInJlc291cmNlS2V5IjpudWxsLCJjb3B5UmVxdWlyZXNXcml0ZXJQZXJtaXNzaW9uIjpmYWxzZSwic3RhcnJlZCI6bnVsbCwiZXhwb3J0TGlua3MiOm51bGwsImFjY291bnRJZCI6IjEyOTAxNTM4NTk4NjI4OTU3Njk0IiwicGVybWlzc2lvbnMiOnsiY2FuUHJldmlldyI6dHJ1ZSwiY2FuRG93bmxvYWQiOnRydWUsImNhbkVkaXQiOmZhbHNlLCJjYW5EZWxldGUiOnRydWUsImNhblRyYXNoIjp0cnVlLCJjYW5Nb3ZlIjp0cnVlLCJjYW5SZW5hbWUiOnRydWUsImNhblNoYXJlIjp0cnVlLCJjb3B5UmVxdWlyZXNXcml0ZXJQZXJtaXNzaW9uIjpmYWxzZSwiY2FuQ2hhbmdlQ29weVJlcXVpcmVzV3JpdGVyUGVybWlzc2lvbiI6bnVsbCwidXNlcnMiOnsiMTI5MDE1Mzg1OTg2Mjg5NTc2OTQiOnsidHlwZSI6InVzZXIiLCJyb2xlIjoib3duZXIiLCJkb21haW4iOm51bGx9fX0sImV4cG9ydEFzIjpbXSwibWV0YURhdGEiOnsid2lkdGgiOjQwMDAsImhlaWdodCI6MzAwMH0sImlzRm9sZGVyIjpmYWxzZX0seyJpZCI6IjE0bFlvaE9NOVpCNFloSkw0Q3dtV1VUejJDMkxnRW1UZyIsIm5hbWUiOiJEU0NOMTY3Ni5KUEciLCJ0eXBlIjoiaW1hZ2UvanBlZyIsInNpemUiOiIxNjgwMDQiLCJpY29uTGluayI6Imh0dHBzOi8vZHJpdmUtdGhpcmRwYXJ0eS5nb29nbGV1c2VyY29udGVudC5jb20vMTYvdHlwZS9pbWFnZS9qcGVnIiwidGh1bWJuYWlsTGluayI6Imh0dHBzOi8vbGgzLmdvb2dsZXVzZXJjb250ZW50LmNvbS9kcml2ZS1zdG9yYWdlL0FOdGdlX0VFOWVHZk5icWREbENfTXdsMndRZHhyS25JeExsQjNZTzBTWFpMQklpZ005aDZ2Z3NyZmZLelJhbmhuOHppQ2p3MVpselJEWXlyRjZJZ1N2N0Q5djFQUFBHb0VEMjkzWi1iWS1rMnBnPXMyMjAiLCJ3ZWJWaWV3TGluayI6Imh0dHBzOi8vZHJpdmUuZ29vZ2xlLmNvbS9maWxlL2QvMTRsWW9oT005WkI0WWhKTDRDd21XVVR6MkMyTGdFbVRnL3ZpZXc/dXNwPWRyaXZlc2RrIiwid2ViQ29udGVudExpbmsiOiJodHRwczovL2RyaXZlLmdvb2dsZS5jb20vdWM/aWQ9MTRsWW9oT005WkI0WWhKTDRDd21XVVR6MkMyTGdFbVRnJmV4cG9ydD1kb3dubG9hZCIsImNyZWF0ZWQiOiIyMDI0LTAyLTIzVDA2OjM4OjUzLjE3NFoiLCJ1cGRhdGVkIjoiMjAyNC0wMi0yM1QwNjozNzo1MC4wMDBaIiwiZGVzY3JpcHRpb24iOm51bGwsInBhcmVudHMiOlsiMUVjRmtKblgzMnh5NU5aN2V0NnlmdFh6VE02dGloZVBVIl0sInNoYXJlZCI6ZmFsc2UsInNoYXJlZFdpdGhNZVRpbWUiOm51bGwsImV4dGVuc2lvbiI6IkpQRyIsInJlc291cmNlS2V5IjpudWxsLCJjb3B5UmVxdWlyZXNXcml0ZXJQZXJtaXNzaW9uIjpmYWxzZSwic3RhcnJlZCI6bnVsbCwiZXhwb3J0TGlua3MiOm51bGwsImFjY291bnRJZCI6IjEyOTAxNTM4NTk4NjI4OTU3Njk0IiwicGVybWlzc2lvbnMiOnsiY2FuUHJldmlldyI6dHJ1ZSwiY2FuRG93bmxvYWQiOnRydWUsImNhbkVkaXQiOmZhbHNlLCJjYW5EZWxldGUiOnRydWUsImNhblRyYXNoIjp0cnVlLCJjYW5Nb3ZlIjp0cnVlLCJjYW5SZW5hbWUiOnRydWUsImNhblNoYXJlIjp0cnVlLCJjb3B5UmVxdWlyZXNXcml0ZXJQZXJtaXNzaW9uIjpmYWxzZSwiY2FuQ2hhbmdlQ29weVJlcXVpcmVzV3JpdGVyUGVybWlzc2lvbiI6bnVsbCwidXNlcnMiOnsiMTI5MDE1Mzg1OTg2Mjg5NTc2OTQiOnsidHlwZSI6InVzZXIiLCJyb2xlIjoib3duZXIiLCJkb21haW4iOm51bGx9fX0sImV4cG9ydEFzIjpbXSwibWV0YURhdGEiOnsid2lkdGgiOjQwMDAsImhlaWdodCI6MzAwMH0sImlzRm9sZGVyIjpmYWxzZX0seyJpZCI6IjFQbDBFVnYtU19tZ0hMR3BsdzV2cTgzTWNldDVGaEM3MSIsIm5hbWUiOiJEU0NOMTY3Ny5KUEciLCJ0eXBlIjoiaW1hZ2UvanBlZyIsInNpemUiOiIxNjkzNTAiLCJpY29uTGluayI6Imh0dHBzOi8vZHJpdmUtdGhpcmRwYXJ0eS5nb29nbGV1c2VyY29udGVudC5jb20vMTYvdHlwZS9pbWFnZS9qcGVnIiwidGh1bWJuYWlsTGluayI6Imh0dHBzOi8vbGgzLmdvb2dsZXVzZXJjb250ZW50LmNvbS9kcml2ZS1zdG9yYWdlL0FOdGdlX0dYZ296MzJhUHY4ZlE1OUxUZWNhQVEzSXZncTI2VEd0UjVFaDBmVE54Y3NOU3pFMm8zTWFJb25LRm1iOVItUTRrWFY1M25BbXlEbHRJbzdpVDdFUzNEbWFrUU9ZdGVQVHlrRkprcXhnPXMyMjAiLCJ3ZWJWaWV3TGluayI6Imh0dHBzOi8vZHJpdmUuZ29vZ2xlLmNvbS9maWxlL2QvMVBsMEVWdi1TX21nSExHcGx3NXZxODNNY2V0NUZoQzcxL3ZpZXc/dXNwPWRyaXZlc2RrIiwid2ViQ29udGVudExpbmsiOiJodHRwczovL2RyaXZlLmdvb2dsZS5jb20vdWM/aWQ9MVBsMEVWdi1TX21nSExHcGx3NXZxODNNY2V0NUZoQzcxJmV4cG9ydD1kb3dubG9hZCIsImNyZWF0ZWQiOiIyMDI0LTAyLTIzVDA2OjM4OjUzLjE3NFoiLCJ1cGRhdGVkIjoiMjAyNC0wMi0yM1QwNjozNzo1MC4wMDBaIiwiZGVzY3JpcHRpb24iOm51bGwsInBhcmVudHMiOlsiMUVjRmtKblgzMnh5NU5aN2V0NnlmdFh6VE02dGloZVBVIl0sInNoYXJlZCI6ZmFsc2UsInNoYXJlZFdpdGhNZVRpbWUiOm51bGwsImV4dGVuc2lvbiI6IkpQRyIsInJlc291cmNlS2V5IjpudWxsLCJjb3B5UmVxdWlyZXNXcml0ZXJQZXJtaXNzaW9uIjpmYWxzZSwic3RhcnJlZCI6bnVsbCwiZXhwb3J0TGlua3MiOm51bGwsImFjY291bnRJZCI6IjEyOTAxNTM4NTk4NjI4OTU3Njk0IiwicGVybWlzc2lvbnMiOnsiY2FuUHJldmlldyI6dHJ1ZSwiY2FuRG93bmxvYWQiOnRydWUsImNhbkVkaXQiOmZhbHNlLCJjYW5EZWxldGUiOnRydWUsImNhblRyYXNoIjp0cnVlLCJjYW5Nb3ZlIjp0cnVlLCJjYW5SZW5hbWUiOnRydWUsImNhblNoYXJlIjp0cnVlLCJjb3B5UmVxdWlyZXNXcml0ZXJQZXJtaXNzaW9uIjpmYWxzZSwiY2FuQ2hhbmdlQ29weVJlcXVpcmVzV3JpdGVyUGVybWlzc2lvbiI6bnVsbCwidXNlcnMiOnsiMTI5MDE1Mzg1OTg2Mjg5NTc2OTQiOnsidHlwZSI6InVzZXIiLCJyb2xlIjoib3duZXIiLCJkb21haW4iOm51bGx9fX0sImV4cG9ydEFzIjpbXSwibWV0YURhdGEiOnsid2lkdGgiOjQwMDAsImhlaWdodCI6MzAwMH0sImlzRm9sZGVyIjpmYWxzZX0seyJpZCI6IjF3cnJKaE5JeXpIYmItMXNNc2ZvOWRDTHFOMUFyc1pRXyIsIm5hbWUiOiJEU0NOMTY3OC5KUEciLCJ0eXBlIjoiaW1hZ2UvanBlZyIsInNpemUiOiIxODE5ODMiLCJpY29uTGluayI6Imh0dHBzOi8vZHJpdmUtdGhpcmRwYXJ0eS5nb29nbGV1c2VyY29udGVudC5jb20vMTYvdHlwZS9pbWFnZS9qcGVnIiwidGh1bWJuYWlsTGluayI6Imh0dHBzOi8vbGgzLmdvb2dsZXVzZXJjb250ZW50LmNvbS9kcml2ZS1zdG9yYWdlL0FOdGdlX0ZPOE9DejREeFVHM3pCRGZrLXRLa1ZGNXpOUXExSGkxS3ZES253QkN2ZlRPYjBUc0U4bnhCSncwSHk1Q2J1VGM4ZzBSUVBQelNtNmwxV3RzOUZqVWpxTjFYYzlhWkNhckZqMi03Y0NBPXMyMjAiLCJ3ZWJWaWV3TGluayI6Imh0dHBzOi8vZHJpdmUuZ29vZ2xlLmNvbS9maWxlL2QvMXdyckpoTkl5ekhiYi0xc01zZm85ZENMcU4xQXJzWlFfL3ZpZXc/dXNwPWRyaXZlc2RrIiwid2ViQ29udGVudExpbmsiOiJodHRwczovL2RyaXZlLmdvb2dsZS5jb20vdWM/aWQ9MXdyckpoTkl5ekhiYi0xc01zZm85ZENMcU4xQXJzWlFfJmV4cG9ydD1kb3dubG9hZCIsImNyZWF0ZWQiOiIyMDI0LTAyLTIzVDA2OjM4OjUzLjE3NFoiLCJ1cGRhdGVkIjoiMjAyNC0wMi0yM1QwNjozNzo1MC4wMDBaIiwiZGVzY3JpcHRpb24iOm51bGwsInBhcmVudHMiOlsiMUVjRmtKblgzMnh5NU5aN2V0NnlmdFh6VE02dGloZVBVIl0sInNoYXJlZCI6ZmFsc2UsInNoYXJlZFdpdGhNZVRpbWUiOm51bGwsImV4dGVuc2lvbiI6IkpQRyIsInJlc291cmNlS2V5IjpudWxsLCJjb3B5UmVxdWlyZXNXcml0ZXJQZXJtaXNzaW9uIjpmYWxzZSwic3RhcnJlZCI6bnVsbCwiZXhwb3J0TGlua3MiOm51bGwsImFjY291bnRJZCI6IjEyOTAxNTM4NTk4NjI4OTU3Njk0IiwicGVybWlzc2lvbnMiOnsiY2FuUHJldmlldyI6dHJ1ZSwiY2FuRG93bmxvYWQiOnRydWUsImNhbkVkaXQiOmZhbHNlLCJjYW5EZWxldGUiOnRydWUsImNhblRyYXNoIjp0cnVlLCJjYW5Nb3ZlIjp0cnVlLCJjYW5SZW5hbWUiOnRydWUsImNhblNoYXJlIjp0cnVlLCJjb3B5UmVxdWlyZXNXcml0ZXJQZXJtaXNzaW9uIjpmYWxzZSwiY2FuQ2hhbmdlQ29weVJlcXVpcmVzV3JpdGVyUGVybWlzc2lvbiI6bnVsbCwidXNlcnMiOnsiMTI5MDE1Mzg1OTg2Mjg5NTc2OTQiOnsidHlwZSI6InVzZXIiLCJyb2xlIjoib3duZXIiLCJkb21haW4iOm51bGx9fX0sImV4cG9ydEFzIjpbXSwibWV0YURhdGEiOnsid2lkdGgiOjMwMDAsImhlaWdodCI6NDAwMH0sImlzRm9sZGVyIjpmYWxzZX0seyJpZCI6IjFtaGF5ckFCSHZEcHh1anhqM2RXT3dJbF9EbDhwekRFYiIsIm5hbWUiOiJEU0NOMTY3OS5KUEciLCJ0eXBlIjoiaW1hZ2UvanBlZyIsInNpemUiOiIxMjM0NzA4IiwiaWNvbkxpbmsiOiJodHRwczovL2RyaXZlLXRoaXJkcGFydHkuZ29vZ2xldXNlcmNvbnRlbnQuY29tLzE2L3R5cGUvaW1hZ2UvanBlZyIsInRodW1ibmFpbExpbmsiOiJodHRwczovL2xoMy5nb29nbGV1c2VyY29udGVudC5jb20vZHJpdmUtc3RvcmFnZS9BTnRnZV9IY3h3UUo0eXVlck9ldTZzLWcxcjg0QzhZMDhQdFJ6V2RJSXF3dFhNVVFxa1p6d1VJYllSRFBLQ0dVQXJLX3dqSW11aFJkTXBnMWJTcl85QktWY0UyblVtcW5XZ3h4Nkhjck5lXzlaUT1zMjIwIiwid2ViVmlld0xpbmsiOiJodHRwczovL2RyaXZlLmdvb2dsZS5jb20vZmlsZS9kLzFtaGF5ckFCSHZEcHh1anhqM2RXT3dJbF9EbDhwekRFYi92aWV3P3VzcD1kcml2ZXNkayIsIndlYkNvbnRlbnRMaW5rIjoiaHR0cHM6Ly9kcml2ZS5nb29nbGUuY29tL3VjP2lkPTFtaGF5ckFCSHZEcHh1anhqM2RXT3dJbF9EbDhwekRFYiZleHBvcnQ9ZG93bmxvYWQiLCJjcmVhdGVkIjoiMjAyNC0wMi0yM1QwNjozODo1OC4xNjhaIiwidXBkYXRlZCI6IjIwMjQtMDItMjNUMDY6Mzg6MDkuMDAwWiIsImRlc2NyaXB0aW9uIjpudWxsLCJwYXJlbnRzIjpbIjFFY0ZrSm5YMzJ4eTVOWjdldDZ5ZnRYelRNNnRpaGVQVSJdLCJzaGFyZWQiOmZhbHNlLCJzaGFyZWRXaXRoTWVUaW1lIjpudWxsLCJleHRlbnNpb24iOiJKUEciLCJyZXNvdXJjZUtleSI6bnVsbCwiY29weVJlcXVpcmVzV3JpdGVyUGVybWlzc2lvbiI6ZmFsc2UsInN0YXJyZWQiOm51bGwsImV4cG9ydExpbmtzIjpudWxsLCJhY2NvdW50SWQiOiIxMjkwMTUzODU5ODYyODk1NzY5NCIsInBlcm1pc3Npb25zIjp7ImNhblByZXZpZXciOnRydWUsImNhbkRvd25sb2FkIjp0cnVlLCJjYW5FZGl0IjpmYWxzZSwiY2FuRGVsZXRlIjp0cnVlLCJjYW5UcmFzaCI6dHJ1ZSwiY2FuTW92ZSI6dHJ1ZSwiY2FuUmVuYW1lIjp0cnVlLCJjYW5TaGFyZSI6dHJ1ZSwiY29weVJlcXVpcmVzV3JpdGVyUGVybWlzc2lvbiI6ZmFsc2UsImNhbkNoYW5nZUNvcHlSZXF1aXJlc1dyaXRlclBlcm1pc3Npb24iOm51bGwsInVzZXJzIjp7IjEyOTAxNTM4NTk4NjI4OTU3Njk0Ijp7InR5cGUiOiJ1c2VyIiwicm9sZSI6Im93bmVyIiwiZG9tYWluIjpudWxsfX19LCJleHBvcnRBcyI6W10sIm1ldGFEYXRhIjp7IndpZHRoIjo0MDAwLCJoZWlnaHQiOjMwMDB9LCJpc0ZvbGRlciI6ZmFsc2V9LHsiaWQiOiIxS3RpQ0FySmxXVVdmVTM5VEtDcVNCM19MMXBqb09fMGMiLCJuYW1lIjoiRFNDTjE2ODAuSlBHIiwidHlwZSI6ImltYWdlL2pwZWciLCJzaXplIjoiMzQyMTI2IiwiaWNvbkxpbmsiOiJodHRwczovL2RyaXZlLXRoaXJkcGFydHkuZ29vZ2xldXNlcmNvbnRlbnQuY29tLzE2L3R5cGUvaW1hZ2UvanBlZyIsInRodW1ibmFpbExpbmsiOiJodHRwczovL2xoMy5nb29nbGV1c2VyY29udGVudC5jb20vZHJpdmUtc3RvcmFnZS9BTnRnZV9INzJPYVFyYkhQdWJnMDVMcC02NkFONzk5ZHg3N2F5SS1OYWRSRjlXemVFRE1NcEhmYXhMaTVwZWhWMlRpTDBtc2VuRkllaDhBc2EySXhDbDhrSkEzemcySnlzck
Contact Us
ASSOCIATION OF CONSULTING ENGINEERS MALAYSIA (ACEM)
Call: +603 - 6413 1503 – General Line
Call: +6012 - 519 0031​ – Membership
Call: +6012 - 529 0031 – Training & Education